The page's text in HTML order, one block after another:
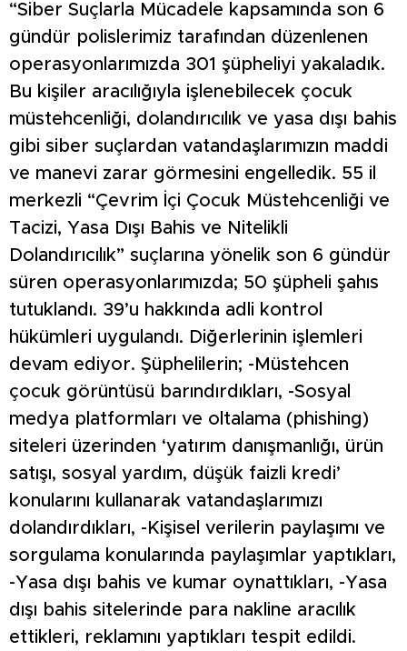
“Siber Suçlarla Mücadele kapsamında son 6
gündür polislerimiz tarafından düzenlenen
operasyonlarımızda 301 şüpheliyi yakaladık.
Bu kişiler aracılığıyla işlenebilecek çocuk
müstehcenliği, dolandırıcılık ve yasa dışı bahis
gibi siber suçlardan vatandaşlarımızın maddi
ve manevi zarar görmesini engelledik. 55 il
merkezli “Çevrim İçi Çocuk Müstehcenliği ve
Tacizi, Yasa Dışı Bahis ve Nitelikli
Dolandırıcılık” suçlarına yönelik son 6 gündür
süren operasyonlarımızda; 50 şüpheli şahıs
tutuklandı. 39’u hakkında adli kontrol
hükümleri uygulandı. Diğerlerinin işlemleri
devam ediyor. Şüphelilerin; -Müstehcen
çocuk görüntüsü barındırdıkları, -Sosyal
medya platformları ve oltalama (phishing)
siteleri üzerinden ‘yatırım danışmanlığı, ürün
satışı, sosyal yardım, düşük faizli kredi’
konularını kullanarak vatandaşlarımızı
dolandırdıkları, -Kişisel verilerin paylaşımı ve
sorgulama konularında paylaşımlar yaptıkları,
-Yasa dışı bahis ve kumar oynattıkları, -Yasa
dışı bahis sitelerinde para nakline aracılık
ettikleri, reklamını yaptıkları tespit edildi.